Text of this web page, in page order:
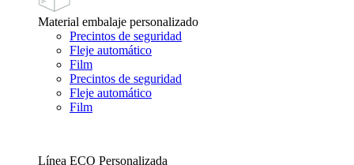
Material embalaje personalizado
Precintos de seguridad
Fleje automático
Film
Precintos de seguridad
Fleje automático
Film
Línea ECO Personalizada